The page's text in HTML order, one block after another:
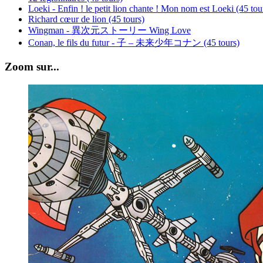
Loeki - Enfin ! le petit lion chante ! Mon nom est Loeki (45
Richard cœur de lion (45 tours)
Wingman - 異次元ストーリー Wing Love
Conan, le fils du futur - 子 – 未来少年コナン (45 tours)
Zoom sur...